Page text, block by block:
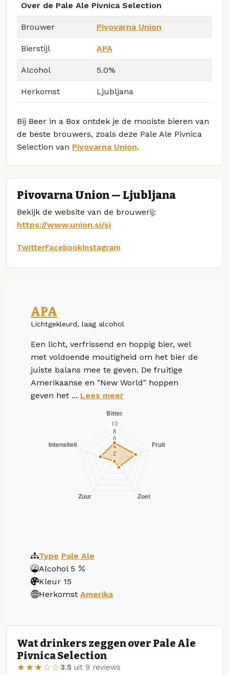
Over de Pale Ale Pivnica Selection
Brouwer Pivovarna Union
Bierstijl APA
Alcohol 5.0%
Herkomst Ljubljana
Bij Beer in a Box ontdek je de mooiste bieren van
de beste brouwers, zoals deze Pale Ale Pivnica
Selection van Pivovarna Union.
Pivovarna Union — Ljubljana
Bekijk de website van de brouwerij:
https://www.union.si/si
TwitterFacebookInstagram
APA
Lichtgekleurd, laag alcohol
Een licht, verfrissend en hoppig bier, wel
met voldoende moutigheid om het bier de
juiste balans mee te geven. De fruitige
Amerikaanse en "New World" hoppen
geven het ... Lees meer
Type Pale Ale
Alcohol 5
Kleur 15
Herkomst Amerika
Wat drinkers zeggen over Pale Ale
Pivnica Selection
★★★☆☆3.5 uit 9 reviews